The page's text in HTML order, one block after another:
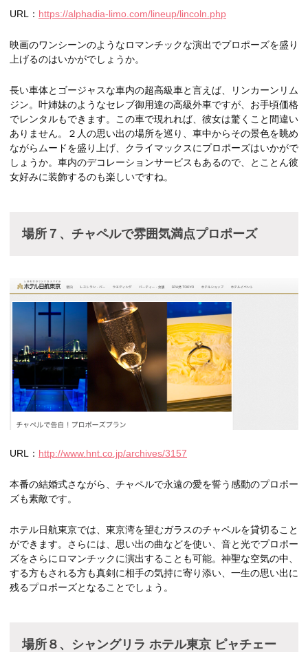
URL： https://alphadia-limo.com/lineup/lincoln.php
映画のワンシーンのようなロマンチックな演出でプロポーズを盛り
上げるのはいかがでしょうか。
長い車体とゴージャスな車内の超高級車と言えば、リンカーンリム
ジン。叶姉妹のようなセレブ御用達の高級外車ですが、お手頃価格
でレンタルもできます。この車で現れれば、彼女は驚くこと間違い
ありません。２人の思い出の場所を巡り、車中からその景色を眺め
ながらムードを盛り上げ、クライマックスにプロポーズはいかがで
しょうか。車内のデコレーションサービスもあるので、とことん彼
女好みに装飾するのも楽しいですね。
場所７、チャペルで雰囲気満点プロポーズ
URL： http://www.hnt.co.jp/archives/3157
本番の結婚式さながら、チャペルで永遠の愛を誓う感動のプロポー
ズも素敵です。
ホテル日航東京では、東京湾を望むガラスのチャペルを貸切ること
ができます。さらには、思い出の曲などを使い、音と光でプロポー
ズをさらにロマンチックに演出することも可能。神聖な空気の中、
する方もされる方も真剣に相手の気持に寄り添い、一生の思い出に
残るプロポーズとなることでしょう。
場所８、シャングリラ ホテル東京 ピャチェー